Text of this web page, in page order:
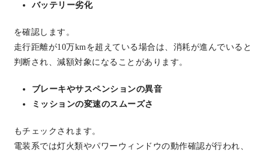
バッテリー劣化
を確認します。
走行距離が10万kmを超えている場合は、消耗が進んでいると
判断され、減額対象になることがあります。
ブレーキやサスペンションの異音
ミッションの変速のスムーズさ
もチェックされます。
電装系では灯火類やパワーウィンドウの動作確認が行われ、